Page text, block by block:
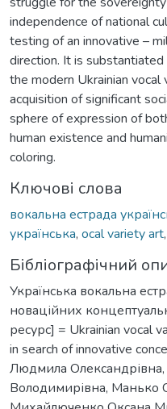
independence of national
testing of an innovative –
direction. It is
the modern Ukrainian
acquisition of significant
sphere of expression of
human existence and
coloring.
Ключові слова
вокальна естрада
українська, ocal variety art,
Бібліографічний
Українська вокальна
новаційних
ресурс] = Ukrainian vocal
in search of innovative
Людмила
Володимирівна, Манько